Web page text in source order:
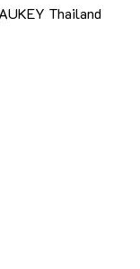
Thailand